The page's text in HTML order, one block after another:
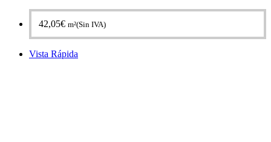
42,05€ m²(Sin IVA)
Vista Rápida